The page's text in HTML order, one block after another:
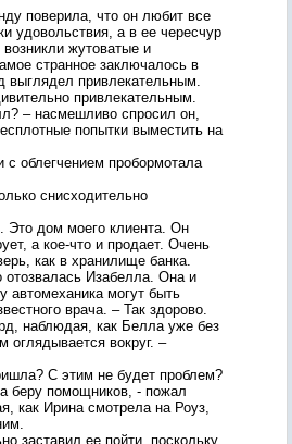
поверила, что он любит все
удовольствия, а в ее чересчур
жутоватые и
странное заключалось в
выглядел привлекательным.
привлекательным.
– насмешливо спросил он,
попытки выместить на
с облегчением пробормотала
снисходительно
Это дом моего клиента. Он
а кое-что и продает. Очень
как в хранилище банка.
Изабелла. Она и
автомеханика могут быть
врача. – Так здорово.
наблюдая, как Белла уже без
оглядывается вокруг. –
С этим не будет проблем?
беру помощников, - пожал
как Ирина смотрела на Роуз,
заставил ее пойти, поскольку